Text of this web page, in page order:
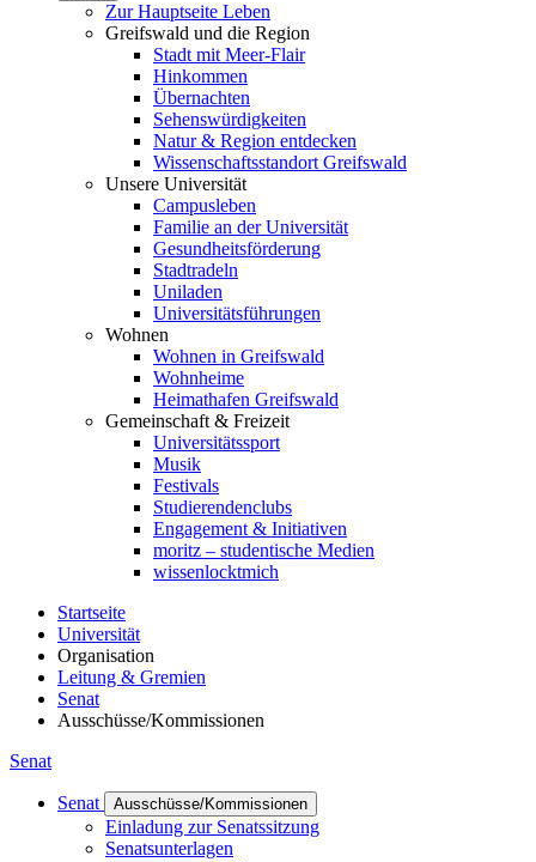
Zur Hauptseite Leben
Greifswald und die Region
Stadt mit Meer-Flair
Hinkommen
Übernachten
Sehenswürdigkeiten
Natur & Region entdecken
Wissenschaftsstandort Greifswald
Unsere Universität
Campusleben
Familie an der Universität
Gesundheitsförderung
Stadtradeln
Uniladen
Universitätsführungen
Wohnen
Wohnen in Greifswald
Wohnheime
Heimathafen Greifswald
Gemeinschaft & Freizeit
Universitätssport
Musik
Festivals
Studierendenclubs
Engagement & Initiativen
moritz – studentische Medien
wissenlocktmich
Startseite
Universität
Organisation
Leitung & Gremien
Senat
Ausschüsse/Kommissionen
Senat
Senat Ausschüsse/Kommissionen
Einladung zur Senatssitzung
Senatsunterlagen